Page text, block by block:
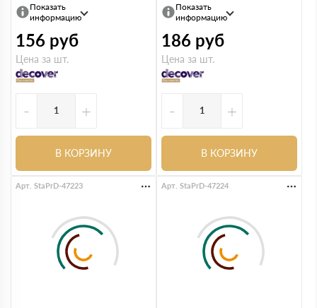
Показать
информацию
156 руб
Цена за шт.
- +
В КОРЗИНУ
Показать
информацию
186 руб
Цена за шт.
- +
В КОРЗИНУ
Арт. StaPrD-47223 Арт. StaPrD-47224